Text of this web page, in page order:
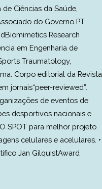
Ciências da Saúde,
do Governo PT,
Research
em Engenharia de
Traumatology,
Corpo editorial da Revista
jornais“peer-reviewed”.
de eventos de
desportivos nacionais e
SPOT para melhor projeto
celulares e acelulares. •
Jan GilquistAward